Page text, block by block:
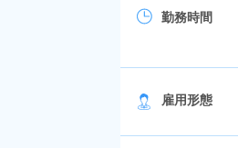
勤務時間
雇用形態